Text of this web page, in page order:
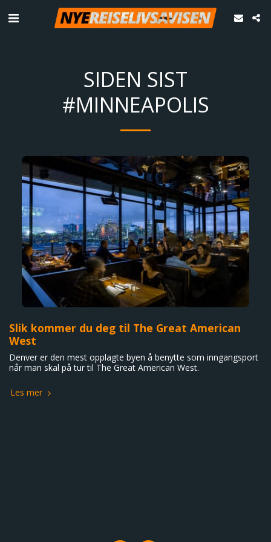
SIDEN SIST
#MINNEAPOLIS
Slik kommer du deg til The Great American
West
Denver er den mest opplagte byen å benytte som inngangsport
når man skal på tur til The Great American West.
Les mer